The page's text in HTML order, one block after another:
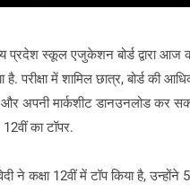
स्कूल एजुकेशन बोर्ड द्वारा आज
है. परीक्षा में शामिल छात्र, बोर्ड
अपनी मार्कशीट डानउनलोड कर
का टॉपर.
ने कक्षा 12वीं में टॉप किया है,